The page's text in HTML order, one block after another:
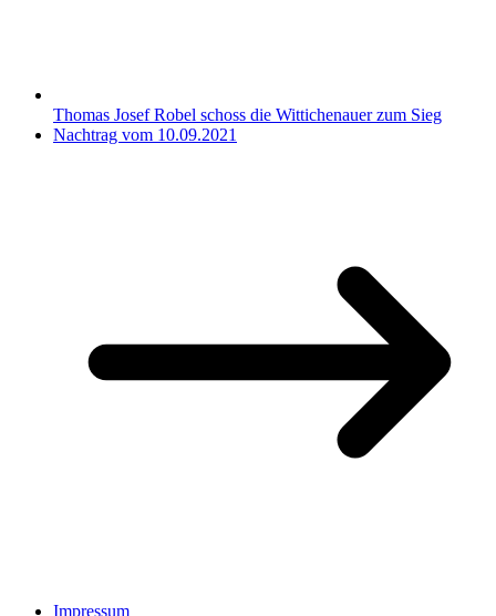
Thomas Josef Robel schoss die Wittichenauer zum Sieg
Nachtrag vom 10.09.2021
Impressum